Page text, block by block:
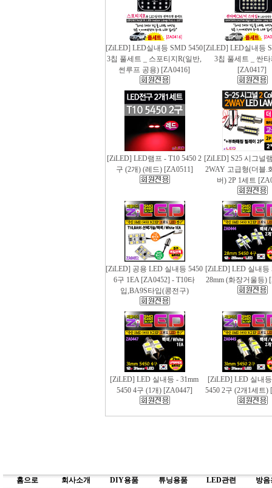
[ZiLED] LED실내등 SMD 5450
3칩 풀세트 _ 스포티지R(일반,
썬루프 공용) [ZA0416]
[ZiLED] LED실내등
3칩 풀세트 _ 싼
[ZA0417]
[ZiLED] LED램프 - T10 5450 2
구 (2개) (레드) [ZA0511]
[ZiLED] S25 시그널
2WAY 고급형(더블.
버) 2P 1세트
[ZiLED] 공용 LED 실내등 5450
6구 1EA [ZA0452] - T10타
입,BA9S타입(콩전구)
[ZiLED] LED 실내등
28mm (화장거울등)
[ZiLED] LED 실내등 - 31mm
5450 4구 (1개) [ZA0447]
[ZiLED] LED 실내
5450 2구 (2개1세트)
홈으로 회사소개 DIY용품 튜닝용품 LED관련 방음